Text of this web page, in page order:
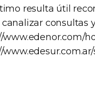
resulta útil
consultas
www.edenor.com/